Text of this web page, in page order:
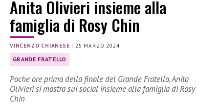
Anita Olivieri insieme alla
famiglia di Rosy Chin
VINCENZO CHIANESE |25 MARZO 2024
GRANDE FRATELLO
Poche ore prima della finale del Grande Fratello, Anita
Olivieri si mostra sui social insieme alla famiglia di Rosy
Chin